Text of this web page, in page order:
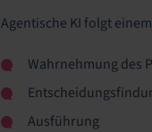
Agentische KI folgt
Wahrnehmung des
Ausführung